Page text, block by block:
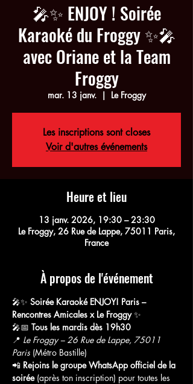
🎤✨ ENJOY ! Soirée
Karaoké du Froggy ✨🎤
avec Oriane et la Team
Froggy
mar. 13 janv.
  |
Le Froggy
Les inscriptions sont closes
Voir d'autres événements
Heure et lieu
13 janv. 2026, 19:30 – 23:30
Le Froggy, 26 Rue de Lappe, 75011 Paris,
France
À propos de l'événement
🎤✨ Soirée Karaoké ENJOY! Paris –
Rencontres Amicales x Le Froggy ✨
🎤📅 Tous les mardis dès 19h30
📍 Le Froggy – 26 Rue de Lappe, 75011
Paris (Métro Bastille)
📲 Rejoins le groupe WhatsApp officiel de la
soirée (après ton inscription) pour toutes les